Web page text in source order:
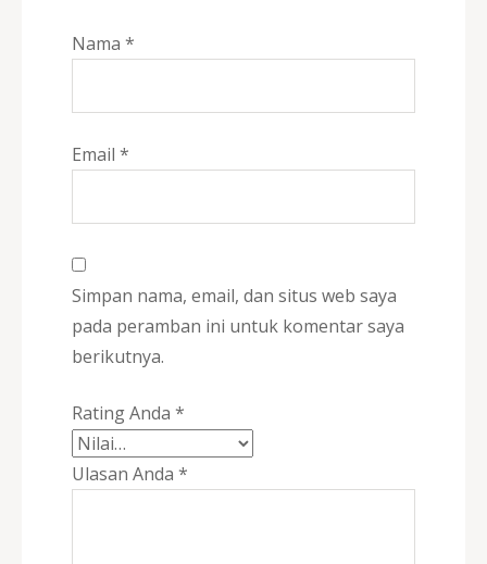
Nama *
Email *
Simpan nama, email, dan situs web saya
pada peramban ini untuk komentar saya
berikutnya.
Rating Anda *
Ulasan Anda *